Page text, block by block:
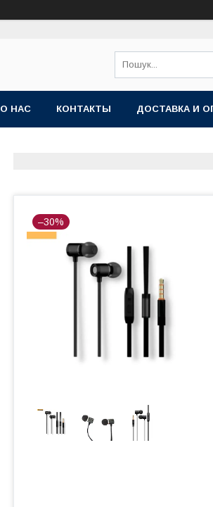
О НАС КОНТАКТЫ ДОСТАВКА И
–30%